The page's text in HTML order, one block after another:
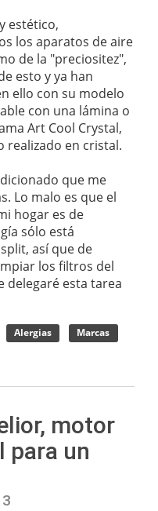
estético,
los aparatos de aire
de la "preciositez",
esto y ya han
ello con su modelo
con una lámina o
Art Cool Crystal,
realizado en cristal.
que me
Lo malo es que el
hogar es de
sólo está
así que de
los filtros del
delegaré esta tarea
Alergias
Marcas
motor
para un